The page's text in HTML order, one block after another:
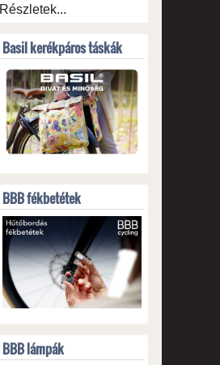
Részletek...
Basil kerékpáros táskák
BBB fékbetétek
BBB lámpák